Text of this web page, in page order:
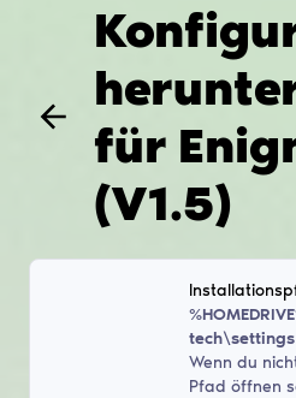
für
(V1.5)
tech\settings
Wenn du
Pfad öffnen